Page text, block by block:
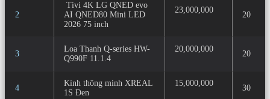
2
Tivi 4K LG QNED evo
AI QNED80 Mini LED
2026 75 inch
23,000,000
20
3
Loa Thanh Q-series HW-
Q990F 11.1.4
20,000,000
20
4
Kính thông minh XREAL
1S Đen
15,000,000
30